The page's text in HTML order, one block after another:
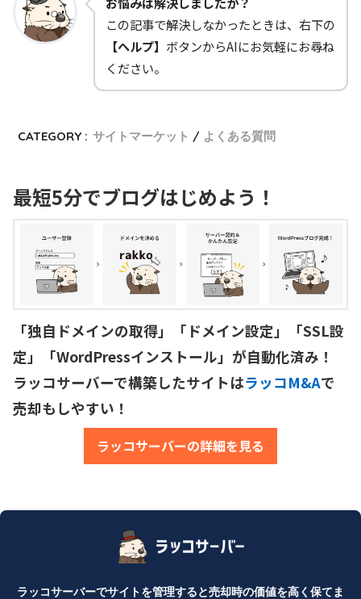
この記事で解決しなかったときは、右下の
【ヘルプ】 ボタンからAIにお気軽にお尋ね
ください。
CATEGORY : サイトマーケット よくある質問
最短5分でブログはじめよう！
「独自ドメインの取得」「ドメイン設定」「SSL設
定」「WordPressインストール」が自動化済み！
ラッコサーバーで構築したサイトはラッコM&Aで
売却もしやすい！
ラッコサーバーの詳細を見る
ラッコサーバーでサイトを管理すると売却時の価値を高く保てま